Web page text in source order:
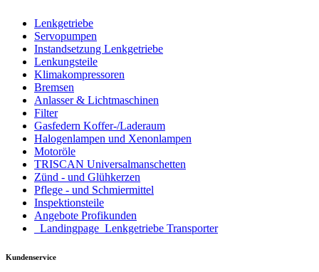
Lenkgetriebe
Servopumpen
Instandsetzung Lenkgetriebe
Lenkungsteile
Klimakompressoren
Bremsen
Anlasser & Lichtmaschinen
Filter
Gasfedern Koffer-/Laderaum
Halogenlampen und Xenonlampen
Motoröle
TRISCAN Universalmanschetten
Zünd - und Glühkerzen
Pflege - und Schmiermittel
Inspektionsteile
Angebote Profikunden
_Landingpage_Lenkgetriebe Transporter
Kundenservice